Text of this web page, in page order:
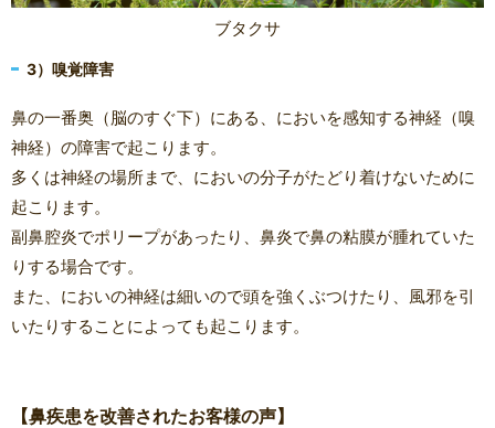
ブタクサ
3）嗅覚障害
鼻の一番奥（脳のすぐ下）にある、においを感知する神経（嗅
神経）の障害で起こります。
多くは神経の場所まで、においの分子がたどり着けないために
起こります。
副鼻腔炎でポリープがあったり、鼻炎で鼻の粘膜が腫れていた
りする場合です。
また、においの神経は細いので頭を強くぶつけたり、風邪を引
いたりすることによっても起こります。
【鼻疾患を改善されたお客様の声】